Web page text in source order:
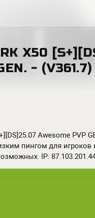
X50
- (V361.7)
Awesome PVP
пингом для игроков
IP: